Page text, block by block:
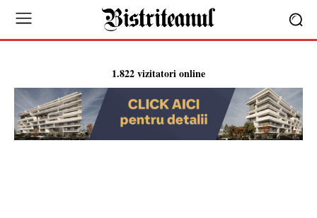
1.822 vizitatori online